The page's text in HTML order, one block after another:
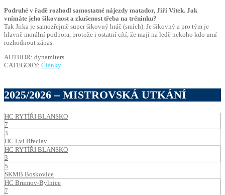
Podruhé v řadě rozhodl samostatné nájezdy matador, Jiří Vítek. Jak
vnímáte jeho šikovnost a zkušenost třeba na tréninku?
Tak Jirka je samozřejmě super šikovný hráč (smích). Je šikovný a pro tým je
hlavně morální podpora, protože i ostatní cítí, že mají na ledě nekoho kdo umí
rozhodnout zápas.
AUTHOR: dynamiters
CATEGORY: Články
2025/2026 – MISTROVSKÁ UTKÁNÍ
HC RYTÍŘI BLANSKO
7
3
HC Lvi Břeclav
HC RYTÍŘI BLANSKO
3
5
SKMB Boskovice
HC Brumov-Bylnice
7